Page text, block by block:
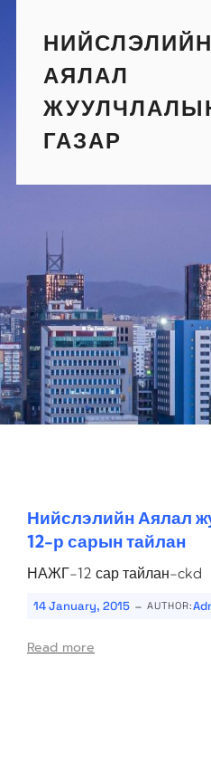
contentНИЙСЛЭЛИЙН
АЯЛАЛ
ГАЗАР
Нийслэлийн Аялал
12-р сарын тайлан
НАЖГ-12 сар тайлан-ckd
14 January, 2015 - AUTHOR:
Read more